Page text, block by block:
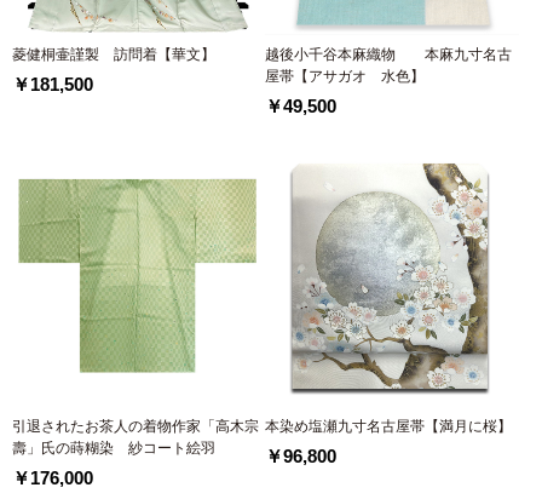
菱健桐壷謹製 訪問着【華文】
￥181,500
越後小千谷本麻織物 本麻九寸名古
屋帯【アサガオ 水色】
￥49,500
引退されたお茶人の着物作家「高木宗
壽」氏の蒔糊染 紗コート絵羽
￥176,000
本染め塩瀬九寸名古屋帯【満月に桜】
￥96,800